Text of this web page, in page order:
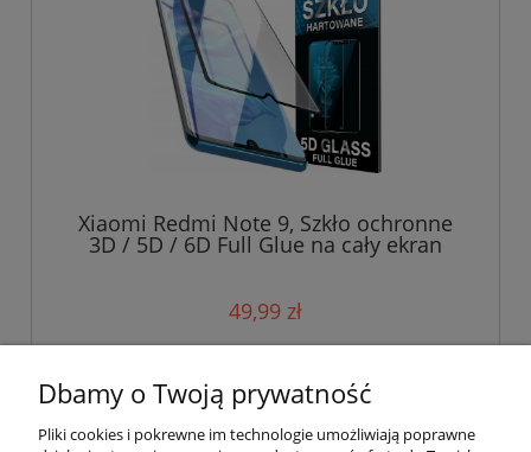
Xiaomi Redmi Note 9, Szkło ochronne
3D / 5D / 6D Full Glue na cały ekran
49,99 zł
Dbamy o Twoją prywatność
Pliki cookies i pokrewne im technologie umożliwiają poprawne